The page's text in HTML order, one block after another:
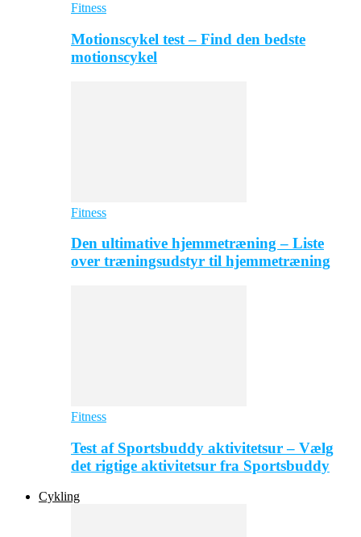
Fitness
Motionscykel test – Find den bedste
motionscykel
Fitness
Den ultimative hjemmetræning – Liste
over træningsudstyr til hjemmetræning
Fitness
Test af Sportsbuddy aktivitetsur – Vælg
det rigtige aktivitetsur fra Sportsbuddy
Cykling